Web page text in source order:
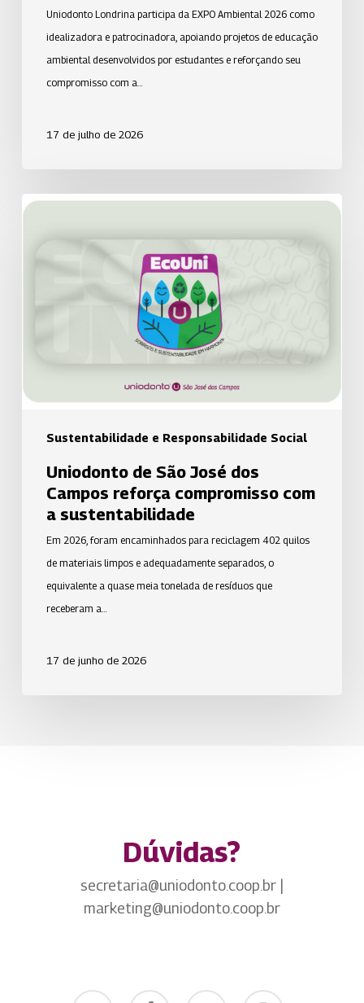
Uniodonto Londrina participa da EXPO Ambiental 2026 como
idealizadora e patrocinadora, apoiando projetos de educação
ambiental desenvolvidos por estudantes e reforçando seu
compromisso com a…
17 de julho de 2026
Sustentabilidade e Responsabilidade Social
Uniodonto
compromisso
com
sustentabilidade
Uniodonto de São José dos
Campos reforça compromisso com
a sustentabilidade
Em 2026, foram encaminhados para reciclagem 402 quilos
de materiais limpos e adequadamente separados, o
equivalente a quase meia tonelada de resíduos que
receberam a…
17 de junho de 2026
Dúvidas?
secretaria@uniodonto.coop.br |
marketing@uniodonto.coop.br
twitter facebook youtube instagram